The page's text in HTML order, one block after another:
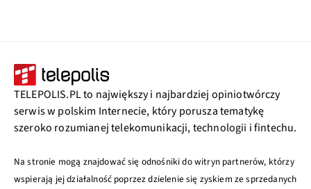
TELEPOLIS.PL to największy i najbardziej opiniotwórczy
serwis w polskim Internecie, który porusza tematykę
szeroko rozumianej telekomunikacji, technologii i fintechu.
Na stronie mogą znajdować się odnośniki do witryn partnerów, którzy
wspierają jej działalność poprzez dzielenie się zyskiem ze sprzedanych